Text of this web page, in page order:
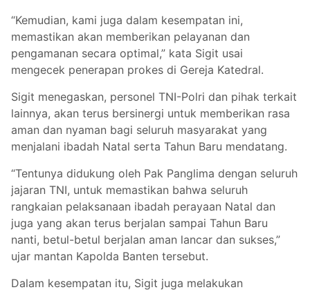
“Kemudian, kami juga dalam kesempatan ini,
memastikan akan memberikan pelayanan dan
pengamanan secara optimal,” kata Sigit usai
mengecek penerapan prokes di Gereja Katedral.
Sigit menegaskan, personel TNI-Polri dan pihak terkait
lainnya, akan terus bersinergi untuk memberikan rasa
aman dan nyaman bagi seluruh masyarakat yang
menjalani ibadah Natal serta Tahun Baru mendatang.
“Tentunya didukung oleh Pak Panglima dengan seluruh
jajaran TNI, untuk memastikan bahwa seluruh
rangkaian pelaksanaan ibadah perayaan Natal dan
juga yang akan terus berjalan sampai Tahun Baru
nanti, betul-betul berjalan aman lancar dan sukses,”
ujar mantan Kapolda Banten tersebut.
Dalam kesempatan itu, Sigit juga melakukan